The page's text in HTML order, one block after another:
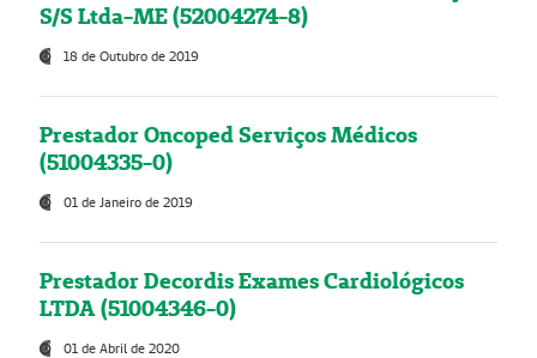
S/S Ltda-ME (52004274-8)
18 de Outubro de 2019
Prestador Oncoped Serviços Médicos
(51004335-0)
01 de Janeiro de 2019
Prestador Decordis Exames Cardiológicos
LTDA (51004346-0)
01 de Abril de 2020